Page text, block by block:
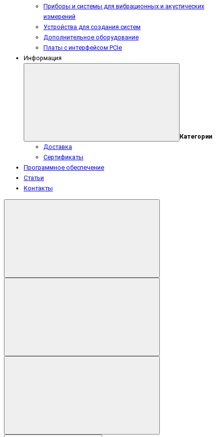
Приборы и системы для вибрационных и акустических
измерений
Устройства для создания систем
Дополнительное оборудование
Платы с интерфейсом PCIe
Информация
Категории
Доставка
Сертификаты
Программное обеспечение
Статьи
Контакты